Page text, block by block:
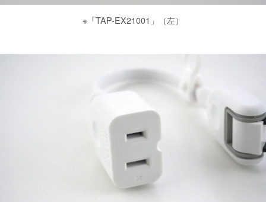
※「TAP-EX21001」（左）